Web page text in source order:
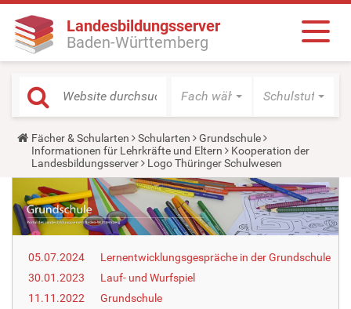
Landesbildungsserver
Baden-Württemberg
Fach wählen Schulstufe
Y
o
u
a
e
h
e
r
:
Fächer & Schularten Schularten
Grundschule
Informationen für Lehrkräfte und Eltern
Kooperation der
Landesbildungsserver
Logo Thüringer Schulwesen
05.07.2024
Lernentwicklungsgespräche in der Grundschule
30.01.2023
Lauf- und Wurfspiel
11.11.2022
Grundschule